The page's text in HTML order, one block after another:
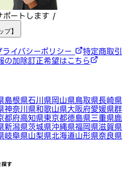
ポートします /
プ】
ライバシーポリシー
特定商取引
の加除訂正希望はこちら
島根県石川県岡山県鳥取県長崎県
神奈川県和歌山県大阪府愛媛県群
都府高知県東京都徳島県三重県鹿
新潟県茨城県沖縄県福岡県滋賀県
岐阜県山梨県北海道山形県奈良県
探す